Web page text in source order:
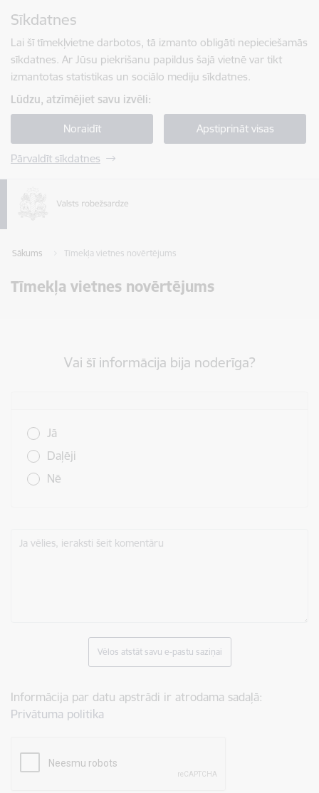
Sīkdatnes
Lai šī tīmekļvietne darbotos, tā izmanto obligāti nepieciešamās
sīkdatnes. Ar Jūsu piekrišanu papildus šajā vietnē var tikt
izmantotas statistikas un sociālo mediju sīkdatnes.
Lūdzu, atzīmējiet savu izvēli:
Noraidīt Apstiprināt visas
Pārvaldīt sīkdatnes
Sākums Tīmekļa vietnes novērtējums
Tīmekļa vietnes novērtējums
Vai šī informācija bija noderīga?
Jā
Daļēji
Nē
Ja vēlies, ieraksti šeit komentāru
Vēlos atstāt savu e-pastu saziņai
Informācija par datu apstrādi ir atrodama sadaļā:
Privātuma politika